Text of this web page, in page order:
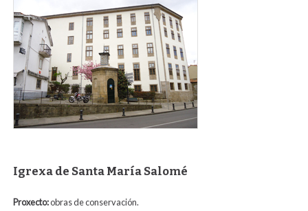
Igrexa de Santa María Salomé
Proxecto:obras de conservación.